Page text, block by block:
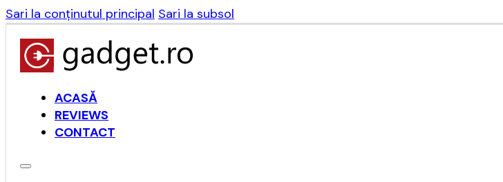
Sari la conținutul principal Sari la subsol
ACASĂ
REVIEWS
CONTACT